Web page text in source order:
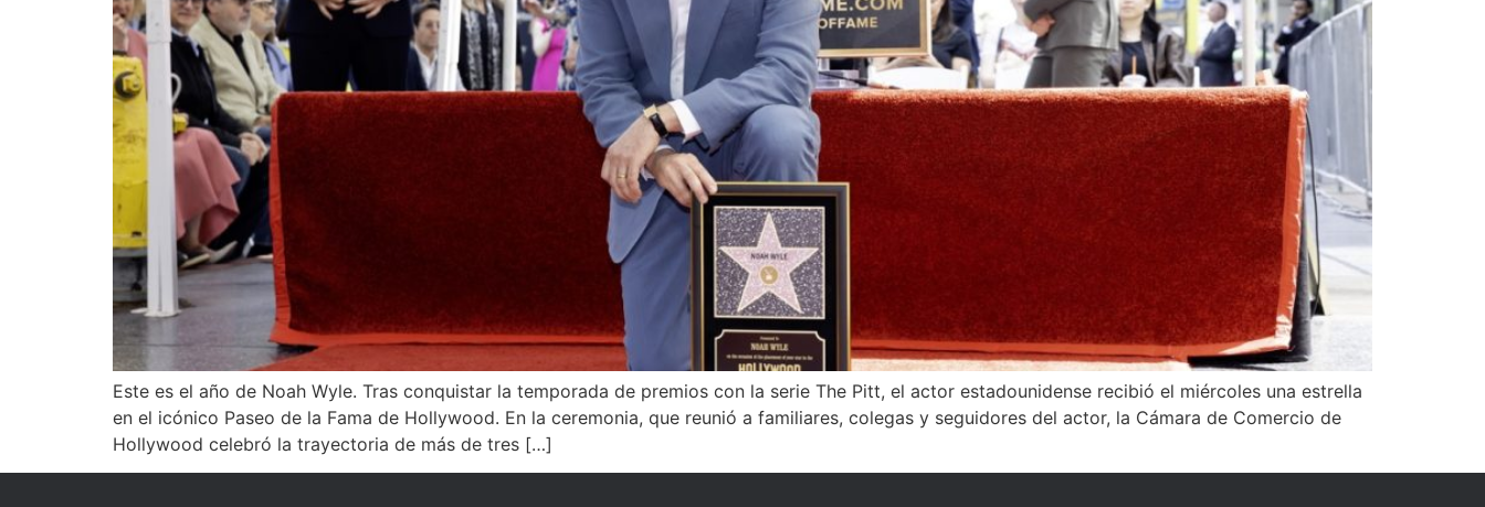
Este es el año de Noah Wyle. Tras conquistar la temporada de premios con la serie The Pitt, el actor estadounidense recibió el miércoles una estrella
en el icónico Paseo de la Fama de Hollywood. En la ceremonia, que reunió a familiares, colegas y seguidores del actor, la Cámara de Comercio de
Hollywood celebró la trayectoria de más de tres […]